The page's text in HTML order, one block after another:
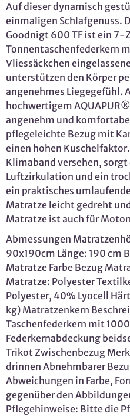
Auf dieser dynamisch
einmaligen Schlafgenuss.
Goodnigt 600 TF ist ein 7-
Tonnentaschenfederkern
Vliessäckchen
unterstützen den Körper
angenehmes Liegegefühl.
hochwertigem
angenehm und
pflegeleichte Bezug mit
einen hohen
Klimaband versehen,
Luftzirkulation und ein
ein praktisches
Matratze leicht gedreht
Matratze ist auch für
Abmessungen
90x190cm Länge: 190 cm
Matratze Farbe Bezug
Matratze: Polyester
Polyester, 40% Lyocell
kg) Matratzenkern
Taschenfederkern mit
Federkernabdeckung
Trikot Zwischenbezug
drinnen Abnehmbarer
Abweichungen in Farbe,
gegenüber den
Pflegehinweise: Bitte die